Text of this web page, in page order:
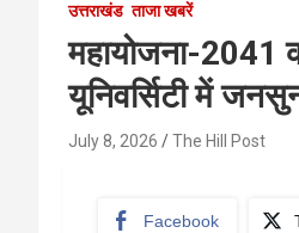
उत्तराखंड ताजा खबरें
महायोजना-2041
यूनिवर्सिटी में
July 8, 2026 The Hill Post
Facebook